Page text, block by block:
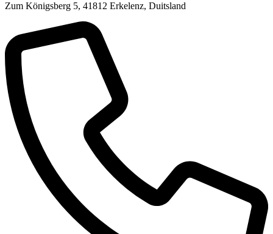
Zum Königsberg 5, 41812 Erkelenz, Duitsland